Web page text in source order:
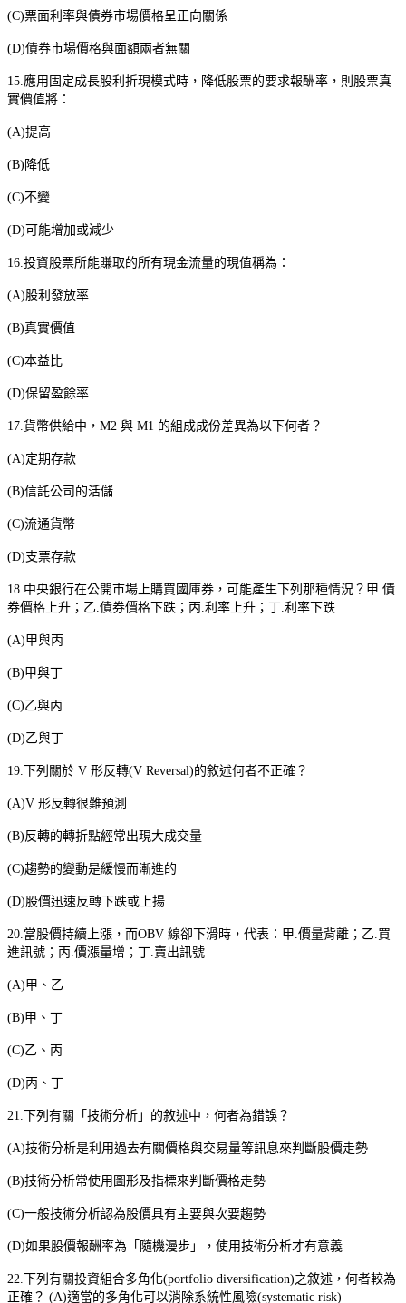
(C)票面利率與債券市場價格呈正向關係
(D)債券市場價格與面額兩者無關
15. 應用固定成長股利折現模式時，降低股票的要求報酬率，則股票真
實價值將：
(A)提高
(B) 降低
(C)不變
(D) 可能增加或減少
16. 投資股票所能賺取的所有現金流量的現值稱為：
(A)股利發放率
(B)真實價值
(C)本益比
(D)保留盈餘率
17. 貨幣供給中， M2 與 M1 的組成成份差異為以下何者？
(A)定期存款
(B)信託公司的活儲
(C)流通貨幣
(D)支票存款
18. 中央銀行在公開市場上購買國庫券，可能產生下列那種情況？甲 債
券價格上升；乙 債券價格下跌；丙 利率上升；丁 利率下跌
(A)甲與丙
(B)甲與丁
(C)乙與丙
(D)乙與丁
19. 下列關於 V 形反轉(V Reversal)的敘述何者不正確？
(A)V 形反轉很難預測
(B)反轉的轉折點經常出現大成交量
(C)趨勢的變動是緩慢而漸進的
(D)股價迅速反轉下跌或上揚
20. 當股價持續上漲，而OBV 線卻下滑時，代表：甲 價量背離；乙 買
進訊號；丙 價漲量增；丁 賣出訊號
(A)甲、乙
(B)甲、丁
(C)乙、丙
(D)丙、丁
21. 下列有關「技術分析」的敘述中，何者為錯誤？
(A)技術分析是利用過去有關價格與交易量等訊息來判斷股價走勢
(B)技術分析常使用圖形及指標來判斷價格走勢
(C)一般技術分析認為股價具有主要與次要趨勢
(D)如果股價報酬率為「隨機漫步」，使用技術分析才有意義
22. 下列有關投資組合多角化(portfolio diversification)之敘述，何者較為
正確？ (A)適當的多角化可以消除系統性風險(systematic risk)